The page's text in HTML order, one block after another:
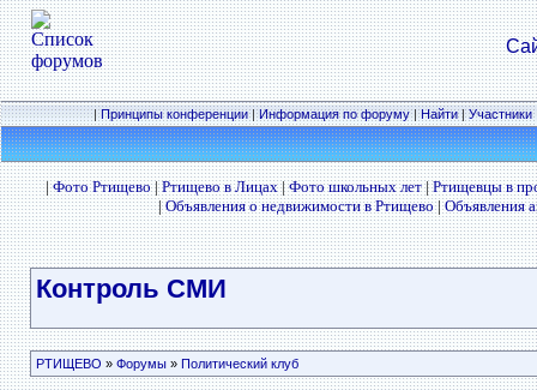
|Принципы конференции|Информация по форуму|Найти|Участники
|Фото Ртищево|Ртищево в Лицах|Фото школьных лет|Ртищевцы в
|Объявления о недвижимости в Ртищево|Объявления
Контроль СМИ
РТИЩЕВО » Форумы» Политический клуб